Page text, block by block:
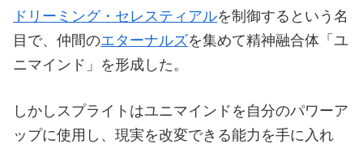
ドリーミング・セレスティアルを制御するという名
目で、仲間のエターナルズを集めて精神融合体「ユ
ニマインド」を形成した。
しかしスプライトはユニマインドを自分のパワーア
ップに使用し、現実を改変できる能力を手に入れ